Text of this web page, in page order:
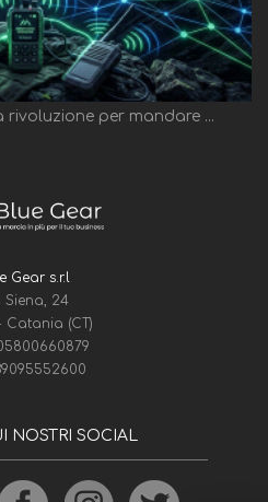
rivoluzione per mandare ...
Gear s.r.l
Siena, 24
Catania (CT)
05800660879
NOSTRI SOCIAL